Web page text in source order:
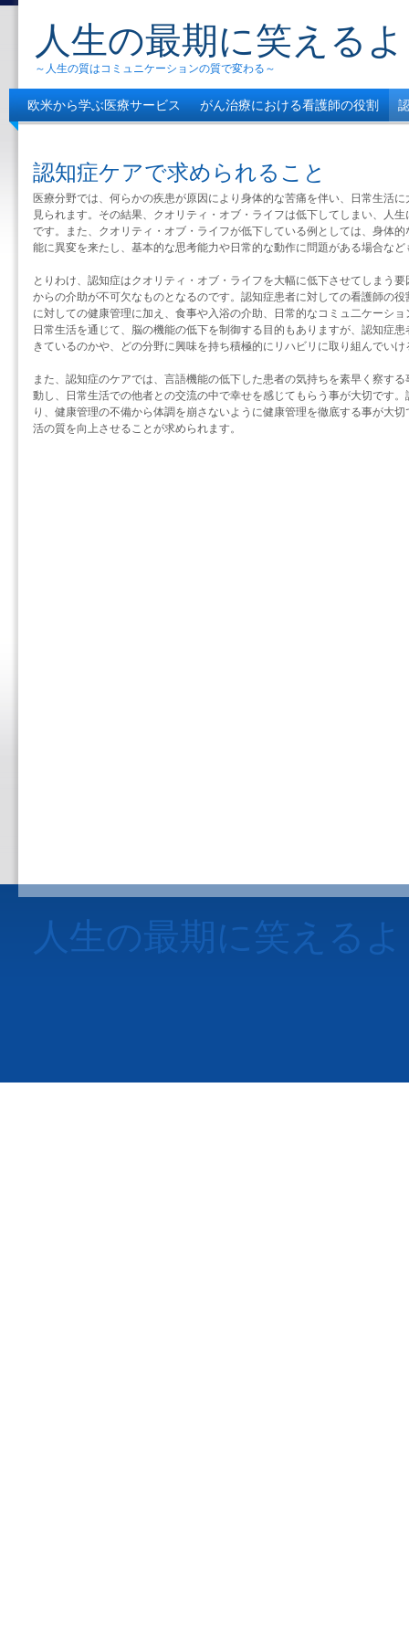
人生の最期に笑える
～人生の質はコミュニケーションの質で変わる～
欧米から学ぶ医療サービス がん治療における看護師の役割
認知症ケアで求められること
医療分野では、何らかの疾患が原因により身体的な苦痛を伴い、日常生活
見られます。その結果、クオリティ・オブ・ライフは低下してしまい、人
です。また、クオリティ・オブ・ライフが低下している例としては、身体
能に異変を来たし、基本的な思考能力や日常的な動作に問題がある場合な
とりわけ、認知症はクオリティ・オブ・ライフを大幅に低下させてしまう
からの介助が不可欠なものとなるのです。認知症患者に対しての看護師の
に対しての健康管理に加え、食事や入浴の介助、日常的なコミュ二ケーシ
日常生活を通じて、脳の機能の低下を制御する目的もありますが、認知症
きているのかや、どの分野に興味を持ち積極的にリハビリに取り組んでい
また、認知症のケアでは、言語機能の低下した患者の気持ちを素早く察す
動し、日常生活での他者との交流の中で幸せを感じてもらう事が大切です
り、健康管理の不備から体調を崩さないように健康管理を徹底する事が大
活の質を向上させることが求められます。
人生の最期に笑える